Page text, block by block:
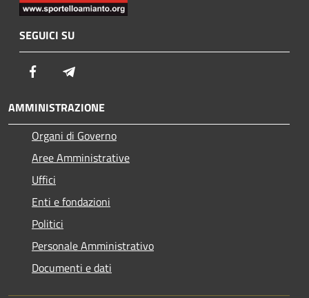
SEGUICI SU
Facebook
AMMINISTRAZIONE
Organi di Governo
Aree Amministrative
Uffici
Enti e fondazioni
Politici
Personale Amministrativo
Documenti e dati